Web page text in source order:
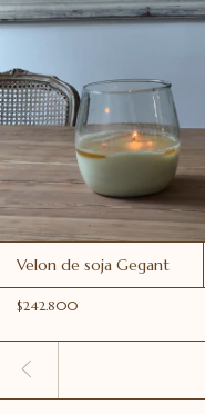
Velon de soja Gegant
$242.800